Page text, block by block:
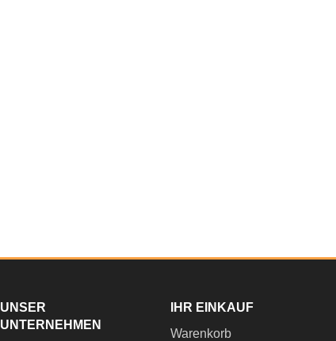
UNSER
UNTERNEHMEN
IHR EINKAUF
Warenkorb